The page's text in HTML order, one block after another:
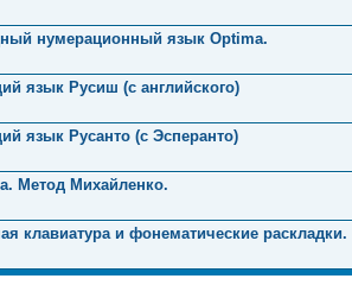
нумерационный язык Optima.
язык Русиш (с английского)
язык Русанто (с Эсперанто)
Метод Михайленко.
клавиатура и фонематические раскладки.